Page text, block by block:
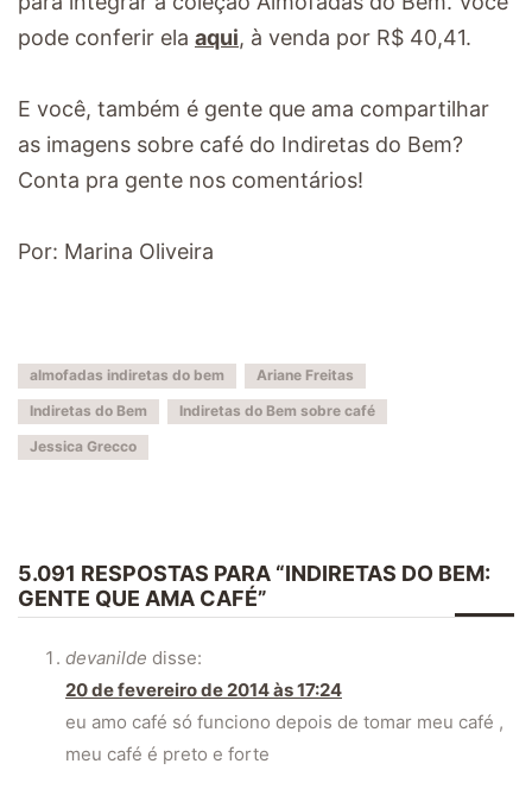
pode conferir ela aqui, à venda por R$ 40,41.
E você, também é gente que ama compartilhar
as imagens sobre café do Indiretas do Bem?
Conta pra gente nos comentários!
Por: Marina Oliveira
almofadas indiretas do bem
Ariane Freitas
Indiretas do Bem
Indiretas do Bem sobre café
Jessica Grecco
5.091 RESPOSTAS PARA “INDIRETAS DO BEM:
GENTE QUE AMA CAFÉ”
devanilde disse:
20 de fevereiro de 2014 às 17:24
eu amo café só funciono depois de tomar meu café ,
meu café é preto e forte